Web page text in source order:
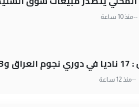
--منذ 10 ساعة
--منذ 12 ساعة